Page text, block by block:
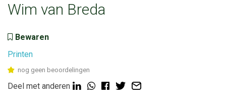
Wim van Breda
Bewaren
Printen
nog geen beoordelingen
Deel met anderen